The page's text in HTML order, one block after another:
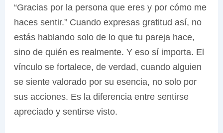
“Gracias por la persona que eres y por cómo me
haces sentir.” Cuando expresas gratitud así, no
estás hablando solo de lo que tu pareja hace,
sino de quién es realmente. Y eso sí importa. El
vínculo se fortalece, de verdad, cuando alguien
se siente valorado por su esencia, no solo por
sus acciones. Es la diferencia entre sentirse
apreciado y sentirse visto.